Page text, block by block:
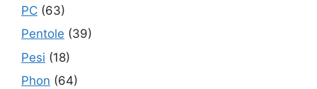
PC (63)
Pentole (39)
Pesi (18)
Phon (64)